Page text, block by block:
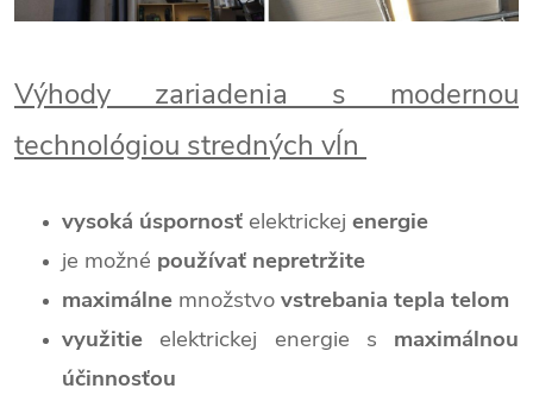
Výhody zariadenia s modernou
technológiou stredných vĺn
vysoká úspornosť elektrickej energie
je možné používať nepretržite
maximálne množstvovstrebania tepla telom
využitie elektrickej energie s maximálnou
účinnosťou